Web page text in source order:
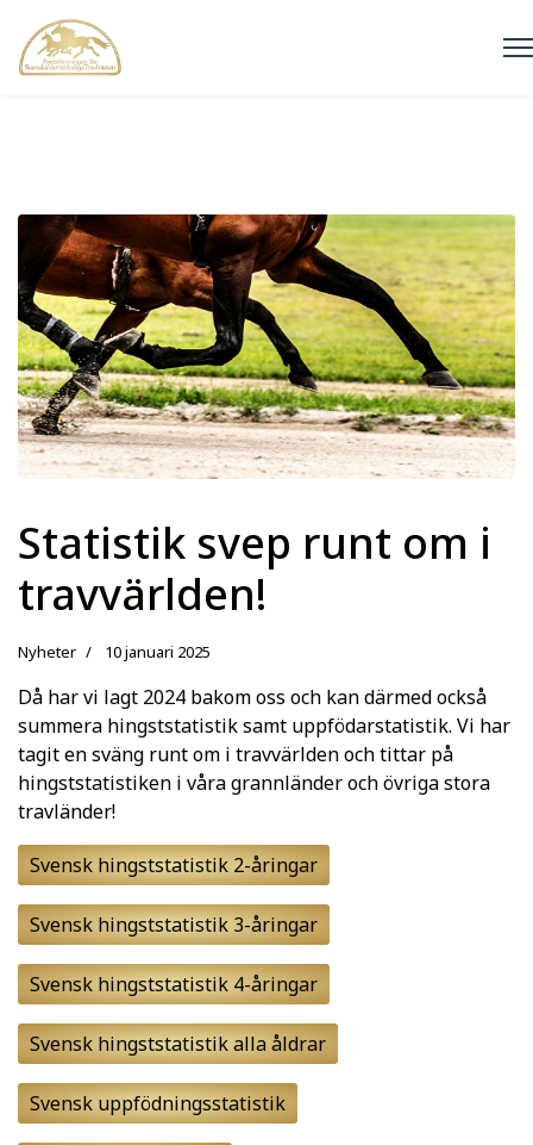
Statistik svep runt om i
travvärlden!
Nyheter 10 januari 2025
Då har vi lagt 2024 bakom oss och kan därmed också
summera hingststatistik samt uppfödarstatistik. Vi har
tagit en sväng runt om i travvärlden och tittar på
hingststatistiken i våra grannländer och övriga stora
travländer!
Svensk hingststatistik 2-åringar
Svensk hingststatistik 3-åringar
Svensk hingststatistik 4-åringar
Svensk hingststatistik alla åldrar
Svensk uppfödningsstatistik